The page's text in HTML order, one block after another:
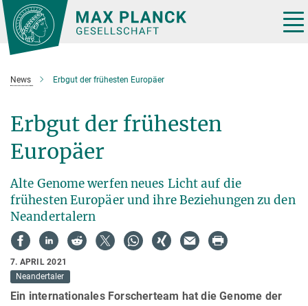
Hauptinhalt
News Erbgut der frühesten Europäer
Erbgut der frühesten
Europäer
Alte Genome werfen neues Licht auf die
frühesten Europäer und ihre Beziehungen zu den
Neandertalern
7. APRIL 2021
Neandertaler
Ein internationales Forscherteam hat die Genome der